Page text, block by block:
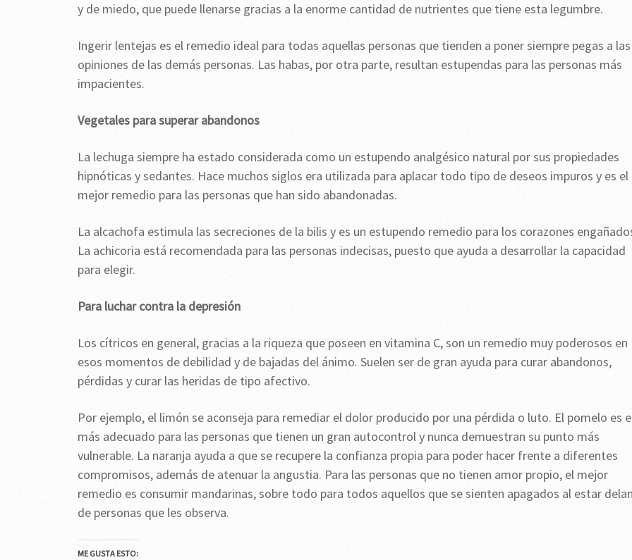
y de miedo, que puede llenarse gracias a la enorme cantidad de nutrientes que tiene esta legumbre.
Ingerir lentejas es el remedio ideal para todas aquellas personas que tienden a poner siempre pegas a las
opiniones de las demás personas. Las habas, por otra parte, resultan estupendas para las personas más
impacientes.
Vegetales para superar abandonos
La lechuga siempre ha estado considerada como un estupendo analgésico natural por sus propiedades
hipnóticas y sedantes. Hace muchos siglos era utilizada para aplacar todo tipo de deseos impuros y es el
mejor remedio para las personas que han sido abandonadas.
La alcachofa estimula las secreciones de la bilis y es un estupendo remedio para los corazones
La achicoria está recomendada para las personas indecisas, puesto que ayuda a desarrollar la capacidad
para elegir.
Para luchar contra la depresión
Los cítricos en general, gracias a la riqueza que poseen en vitamina C, son un remedio muy poderosos en
esos momentos de debilidad y de bajadas del ánimo. Suelen ser de gran ayuda para curar abandonos,
pérdidas y curar las heridas de tipo afectivo.
Por ejemplo, el limón se aconseja para remediar el dolor producido por una pérdida o luto. El pomelo es
más adecuado para las personas que tienen un gran autocontrol y nunca demuestran su punto más
vulnerable. La naranja ayuda a que se recupere la confianza propia para poder hacer frente a diferentes
compromisos, además de atenuar la angustia. Para las personas que no tienen amor propio, el mejor
remedio es consumir mandarinas, sobre todo para todos aquellos que se sienten apagados al estar
de personas que les observa.
ME GUSTA ESTO: